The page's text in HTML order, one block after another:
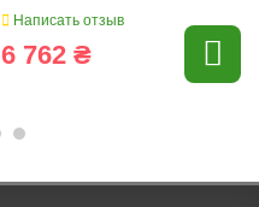
Написать отзыв
6 762 ₴